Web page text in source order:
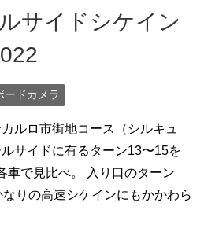
サイドシケイン
ードカメラ
ルロ市街地コース（シルキュ
サイドに有るターン13〜15を
車で見比べ。 入り口のターン
りの高速シケインにもかかわら